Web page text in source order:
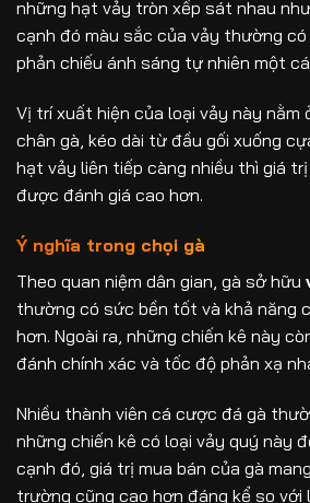
những hạt vảy tròn xếp sát nhau
cạnh đó màu sắc của vảy thường có
phản chiếu ánh sáng tự nhiên một
Vị trí xuất hiện của loại vảy này nằm
chân gà, kéo dài từ đầu gối xuống
hạt vảy liên tiếp càng nhiều thì giá
được đánh giá cao hơn.
Ý nghĩa trong chọi gà
Theo quan niệm dân gian, gà sở hữu
thường có sức bền tốt và khả năng
hơn. Ngoài ra, những chiến kê này
đánh chính xác và tốc độ phản xạ
Nhiều thành viên cá cược đá gà
những chiến kê có loại vảy quý này
cạnh đó, giá trị mua bán của gà
trường cũng cao hơn đáng kể so với